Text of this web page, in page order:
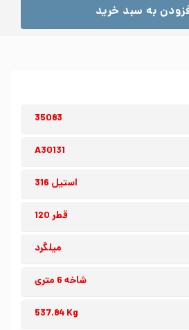
35083
A30131
استیل 316
قطر 120
میلگرد
شاخه 6 متری
537.84 Kg
به سبد خرید